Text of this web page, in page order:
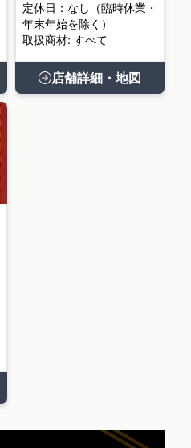
定休日：なし（臨時休業・
年末年始を除く）
取扱商材: すべて
店舗詳細・地図